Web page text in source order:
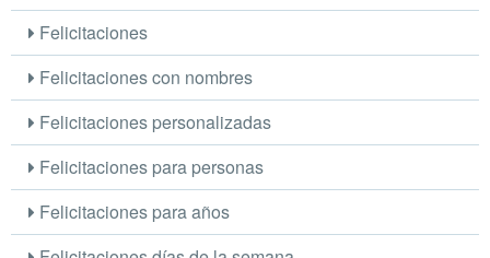
Felicitaciones
Felicitaciones con nombres
Felicitaciones personalizadas
Felicitaciones para personas
Felicitaciones para años